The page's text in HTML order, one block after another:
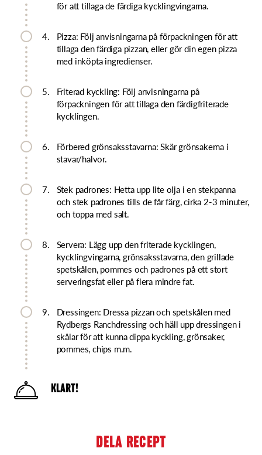
för att tillaga de färdiga kycklingvingarna.
4.
Pizza: Följ anvisningarna på förpackningen för att
tillaga den färdiga pizzan, eller gör din egen pizza
med inköpta ingredienser.
5.
Friterad kyckling: Följ anvisningarna på
förpackningen för att tillaga den färdigfriterade
kycklingen.
6.
Förbered grönsaksstavarna: Skär grönsakerna i
stavar/halvor.
7.
Stek padrones: Hetta upp lite olja i en stekpanna
och stek padrones tills de får färg, cirka 2-3 minuter,
och toppa med salt.
8.
Servera: Lägg upp den friterade kycklingen,
kycklingvingarna, grönsaksstavarna, den grillade
spetskålen, pommes och padrones på ett stort
serveringsfat eller på flera mindre fat.
9.
Dressingen: Dressa pizzan och spetskålen med
Rydbergs Ranchdressing och häll upp dressingen i
skålar för att kunna dippa kyckling, grönsaker,
pommes, chips m.m.
KLART!
DELA RECEPT